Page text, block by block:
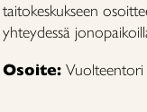
taitokeskukseen
yhteydessä
Osoite: